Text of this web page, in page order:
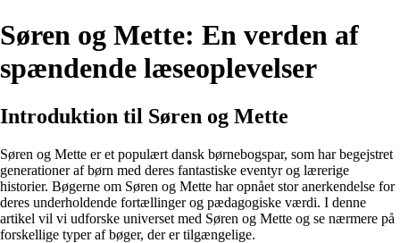
Søren og Mette: En verden af
spændende læseoplevelser
Introduktion til Søren og Mette
Søren og Mette er et populært dansk børnebogspar, som har begejstret
generationer af børn med deres fantastiske eventyr og lærerige
historier. Bøgerne om Søren og Mette har opnået stor anerkendelse for
deres underholdende fortællinger og pædagogiske værdi. I denne
artikel vil vi udforske universet med Søren og Mette og se nærmere på
forskellige typer af bøger, der er tilgængelige.